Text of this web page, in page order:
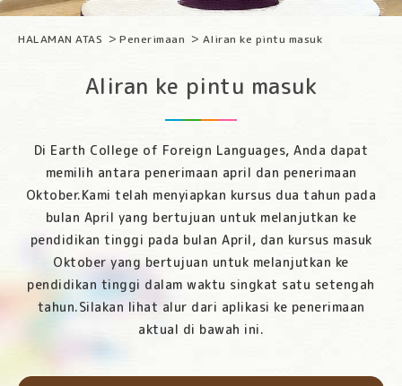
HALAMAN ATAS Penerimaan Aliran ke pintu masuk
Aliran ke pintu masuk
Di Earth College of Foreign Languages, Anda dapat
memilih antara penerimaan april dan penerimaan
Oktober.Kami telah menyiapkan kursus dua tahun pada
bulan April yang bertujuan untuk melanjutkan ke
pendidikan tinggi pada bulan April, dan kursus masuk
Oktober yang bertujuan untuk melanjutkan ke
pendidikan tinggi dalam waktu singkat satu setengah
tahun.Silakan lihat alur dari aplikasi ke penerimaan
aktual di bawah ini.